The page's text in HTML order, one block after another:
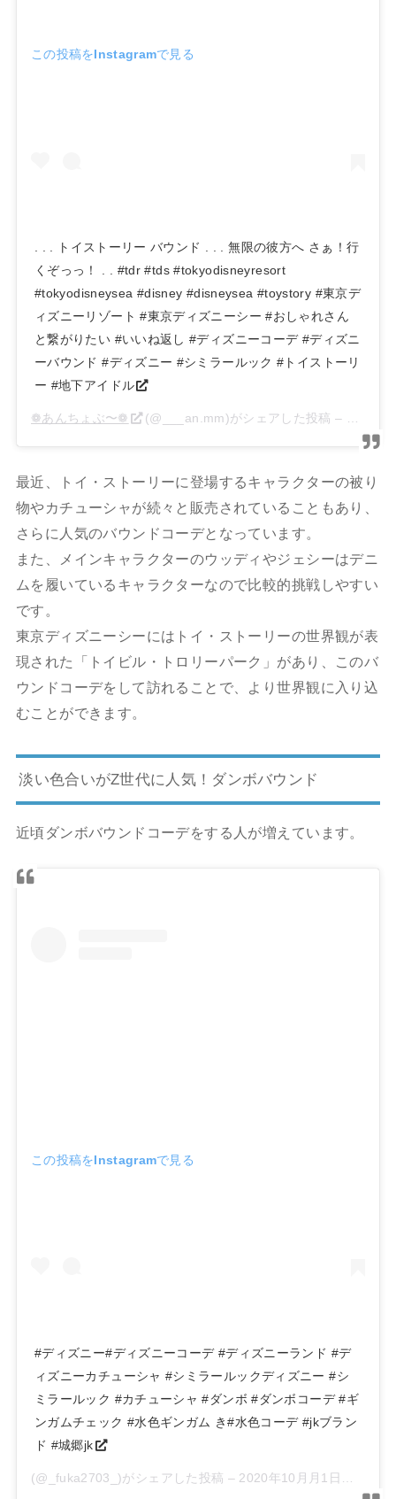
この投稿をInstagramで見る
. . . トイストーリー バウンド . . . 無限の彼方へ さぁ！行
くぞっっ！ . . #tdr #tds #tokyodisneyresort
#tokyodisneysea #disney #disneysea #toystory #東京デ
ィズニーリゾート #東京ディズニーシー #おしゃれさん
と繋がりたい #いいね返し #ディズニーコーデ #ディズニ
ーバウンド #ディズニー #シミラールック #トイストーリ
ー #地下アイドル
❁あんちょぶ〜❁ (@___an.mm)がシェアした投稿 –
最近、トイ・ストーリーに登場するキャラクターの被り
物やカチューシャが続々と販売されていることもあり、
さらに人気のバウンドコーデとなっています。
また、メインキャラクターのウッディやジェシーはデニ
ムを履いているキャラクターなので比較的挑戦しやすい
です。
東京ディズニーシーにはトイ・ストーリーの世界観が表
現された「トイビル・トロリーパーク」があり、このバ
ウンドコーデをして訪れることで、より世界観に入り込
むことができます。
淡い色合いがZ世代に人気！ ダンボバウンド
近頃ダンボバウンドコーデをする人が増えています。
この投稿をInstagramで見る
#ディズニー#ディズニーコーデ #ディズニーランド #デ
ィズニーカチューシャ #シミラールックディズニー #シ
ミラールック #カチューシャ #ダンボ #ダンボコーデ #ギ
ンガムチェック #水色ギンガム き#水色コーデ #jkブラン
ド #城郷jk
(@_fuka2703_)がシェアした投稿 – 2020年10月月1日午後8時05分PDT